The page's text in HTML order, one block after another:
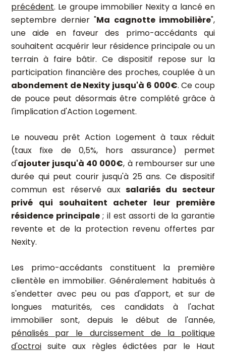
précédent. Le groupe immobilier Nexity a lancé en
septembre dernier "Ma cagnotte immobilière",
une aide en faveur des primo-accédants qui
souhaitent acquérir leur résidence principale ou un
terrain à faire bâtir. Ce dispositif repose sur la
participation financière des proches, couplée à un
abondement de Nexity jusqu'à 6 000€. Ce coup
de pouce peut désormais être complété grâce à
l'implication d'Action Logement.
Le nouveau prêt Action Logement à taux réduit
(taux fixe de 0,5%, hors assurance) permet
d'ajouter jusqu'à 40 000€, à rembourser sur une
durée qui peut courir jusqu'à 25 ans. Ce dispositif
commun est réservé auxsalariés du secteur
privé qui souhaitent acheter leur première
résidence principale; il est assorti de la garantie
revente et de la protection revenu offertes par
Nexity.
Les primo-accédants constituent la première
clientèle en immobilier. Généralement habitués à
s'endetter avec peu ou pas d'apport, et sur de
longues maturités, ces candidats à l'achat
immobilier sont, depuis le début de l'année,
pénalisés par le durcissement de la politique
d'octroi suite aux règles édictées par le Haut